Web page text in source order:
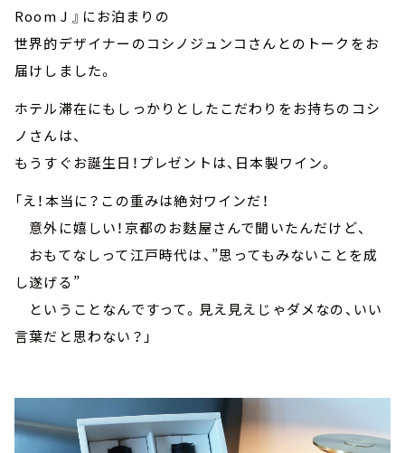
Room J 』にお泊まりの
世界的デザイナーのコシノジュンコさんとのトークをお
届けしました。
ホテル滞在にもしっかりとしたこだわりをお持ちのコシ
ノさんは、
もうすぐお誕生日！プレゼントは、日本製ワイン。
「え！本当に？この重みは絶対ワインだ！
意外に嬉しい！京都のお麩屋さんで聞いたんだけど、
おもてなしって江戸時代は、”思ってもみないことを成
し遂げる”
ということなんですって。見え見えじゃダメなの、いい
言葉だと思わない？」